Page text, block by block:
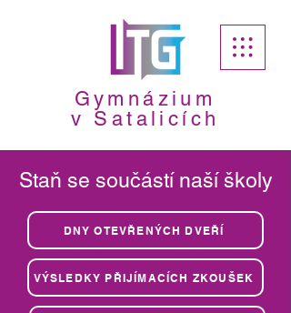
Gymnázium
v Satalicích
Staň se součástí naší školy
DNY OTEVŘENÝCH DVEŘÍ
VÝSLEDKY PŘIJÍMACÍCH ZKOUŠEK